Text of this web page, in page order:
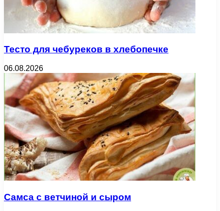
Тесто для чебуреков в хлебопечке
06.08.2026
Самса с ветчиной и сыром